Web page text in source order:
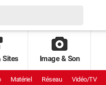
Sites Image & Son
Matériel Réseau Vidéo/TV